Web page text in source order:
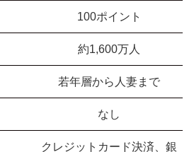
100ポイント
約1,600万人
若年層から人妻まで
なし
クレジットカード決済、銀